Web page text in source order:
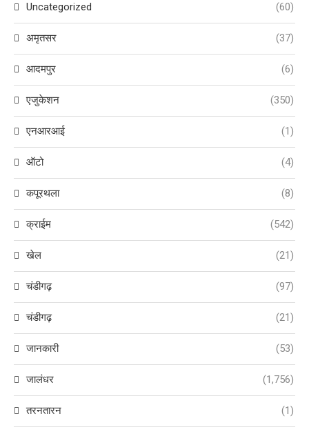
Uncategorized (60)
अमृतसर (37)
आदमपुर (6)
एजुकेशन (350)
एनआरआई (1)
ऑटो (4)
कपूरथला (8)
क्राईम (542)
खेल (21)
चंडीगढ़ (97)
चंडीगढ़ (21)
जानकारी (53)
जालंधर (1,756)
तरनतारन (1)